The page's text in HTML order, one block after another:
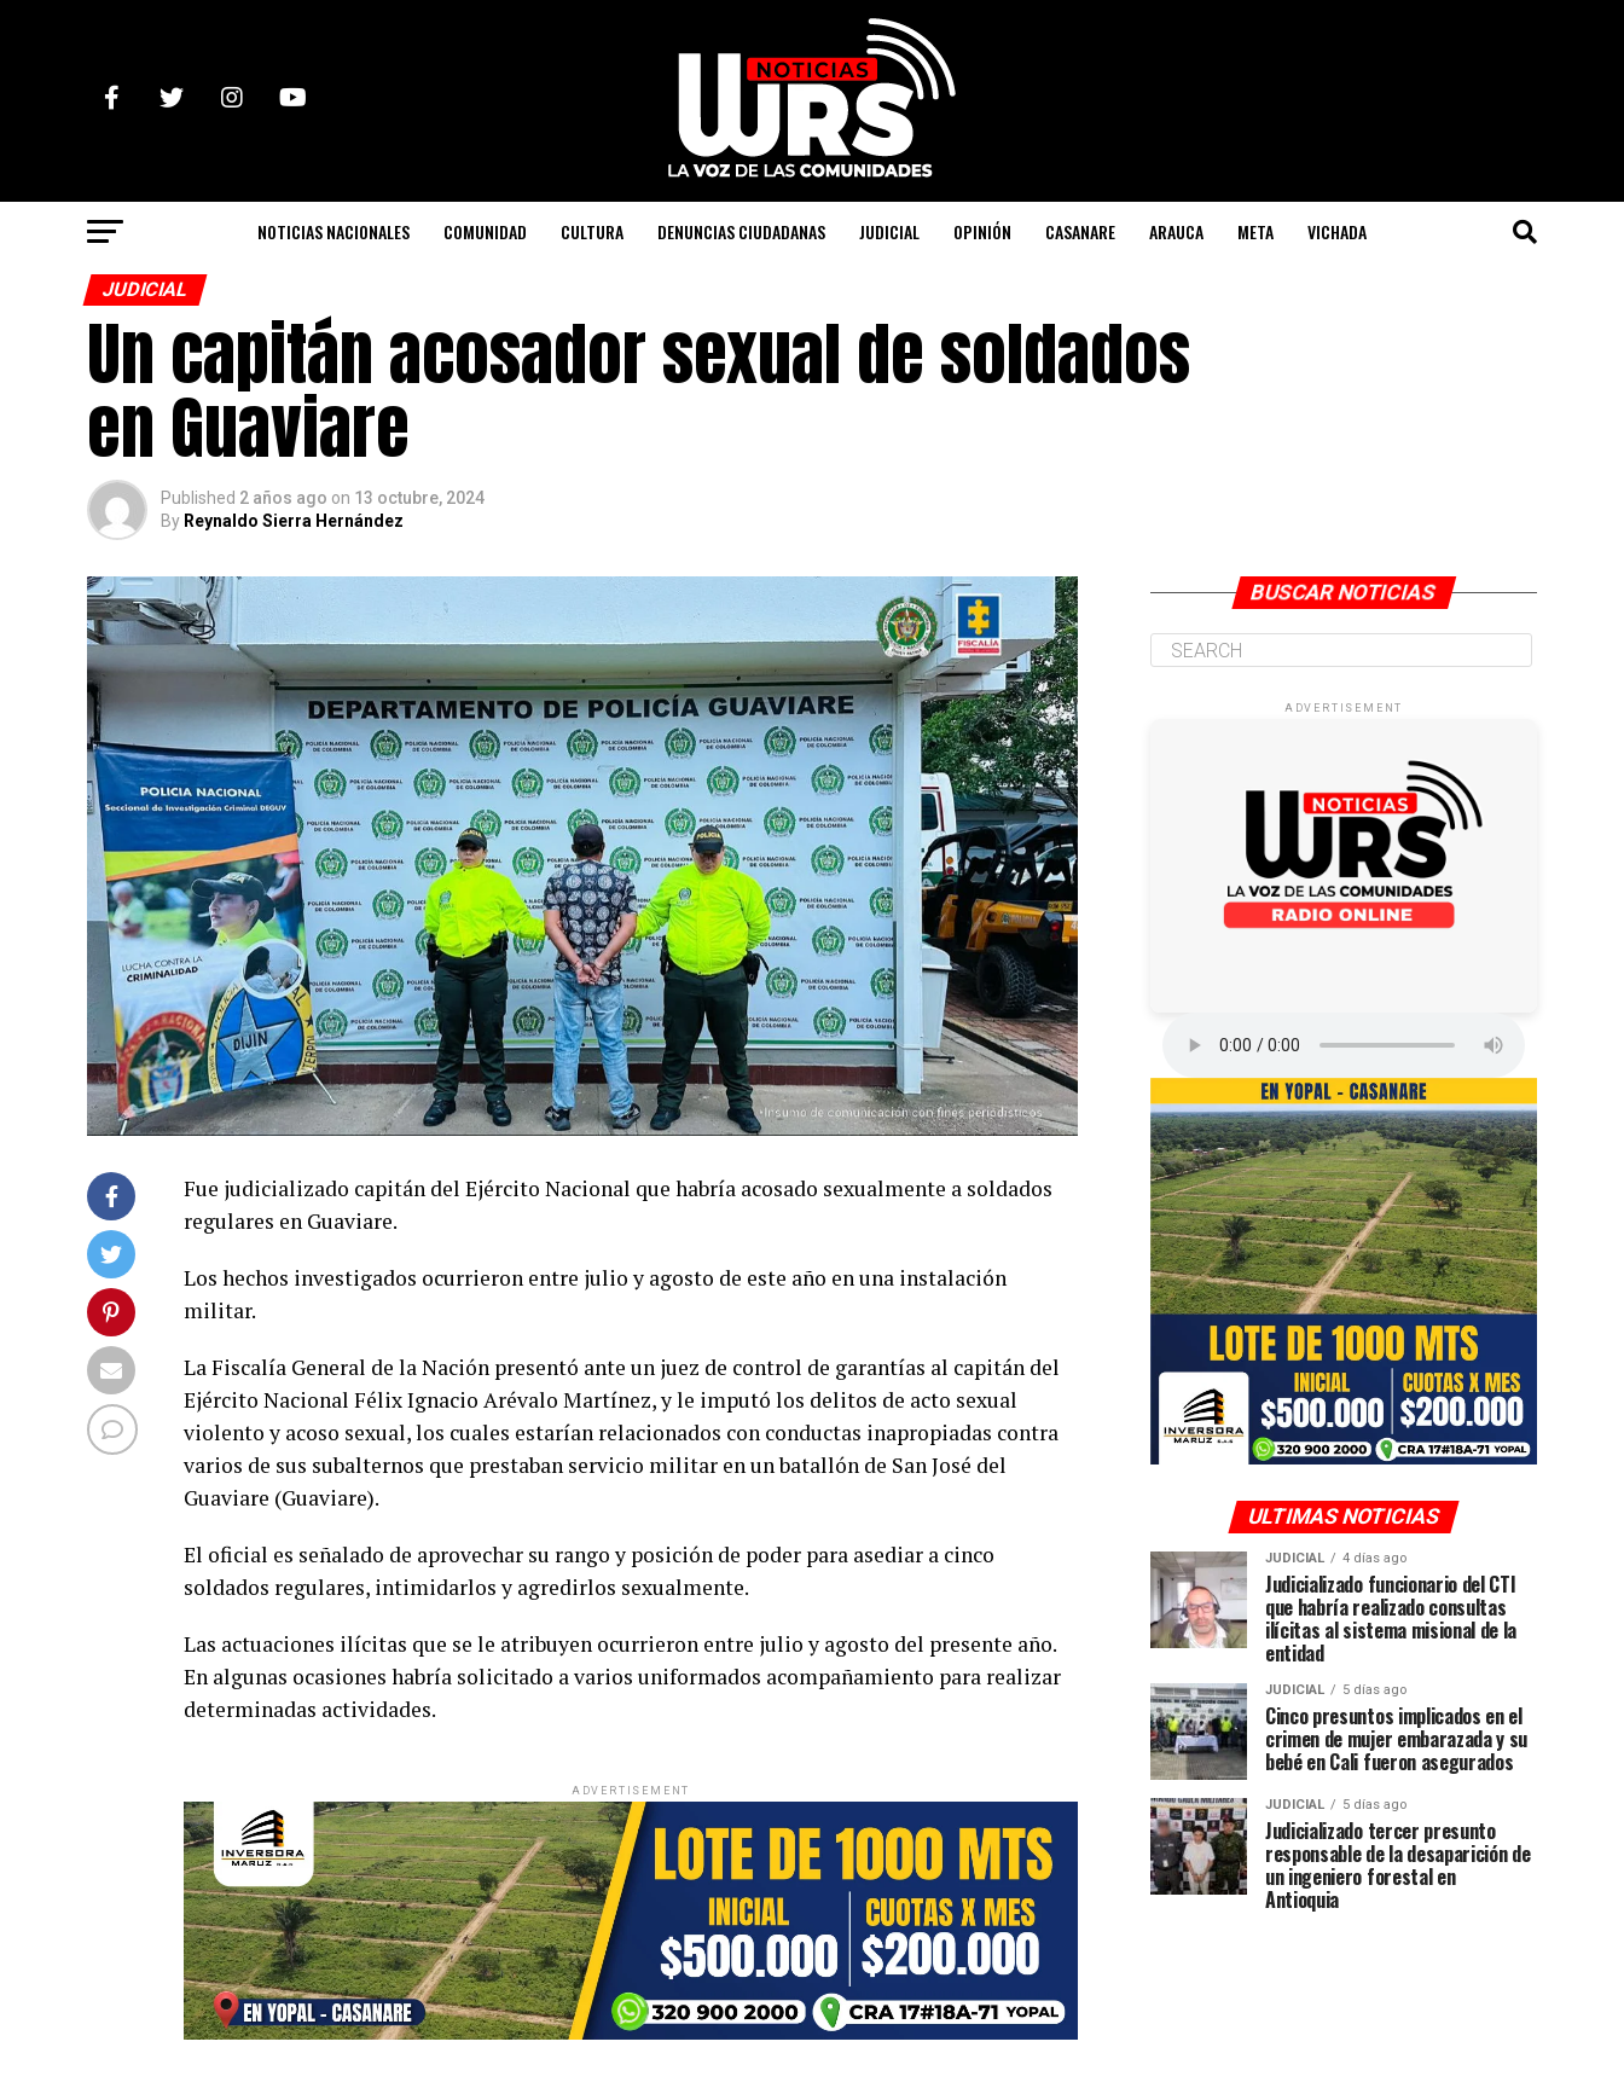
NOTICIAS NACIONALES COMUNIDAD CULTURA DENUNCIAS CIUDADANAS JUDICIAL OPINIÓN CASANARE ARAUCA META VICHADA
JUDICIAL
Un capitán acosador sexual de soldados
en Guaviare
Published 2 años ago on 13 octubre, 2024
By Reynaldo Sierra Hernández
Fue judicializado capitán del Ejército Nacional que habría acosado sexualmente a soldados
regulares en Guaviare.
Los hechos investigados ocurrieron entre julio y agosto de este año en una instalación
militar.
La Fiscalía General de la Nación presentó ante un juez de control de garantías al capitán del
Ejército Nacional Félix Ignacio Arévalo Martínez, y le imputó los delitos de acto sexual
violento y acoso sexual, los cuales estarían relacionados con conductas inapropiadas contra
varios de sus subalternos que prestaban servicio militar en un batallón de San José del
Guaviare (Guaviare).
El oficial es señalado de aprovechar su rango y posición de poder para asediar a cinco
soldados regulares, intimidarlos y agredirlos sexualmente.
Las actuaciones ilícitas que se le atribuyen ocurrieron entre julio y agosto del presente año.
En algunas ocasiones habría solicitado a varios uniformados acompañamiento para realizar
determinadas actividades.
ADVERTISEMENT
BUSCAR NOTICIAS
ADVERTISEMENT
ULTIMAS NOTICIAS
JUDICIAL 4 días ago
Judicializado funcionario del CTI
que habría realizado consultas
ilícitas al sistema misional de la
entidad
JUDICIAL 5 días ago
Cinco presuntos implicados en el
crimen de mujer embarazada y su
bebé en Cali fueron asegurados
JUDICIAL 5 días ago
Judicializado tercer presunto
responsable de la desaparición de
un ingeniero forestal en
Antioquia